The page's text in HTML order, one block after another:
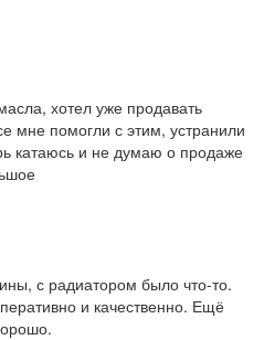
хотел уже продавать
мне помогли с этим, устранили
катаюсь и не думаю о продаже
с радиатором было что-то.
и качественно. Ещё